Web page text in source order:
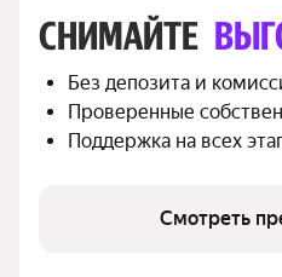
СНИМАЙТЕ
Без депозита и
Проверенные
Поддержка на всех
Смотреть